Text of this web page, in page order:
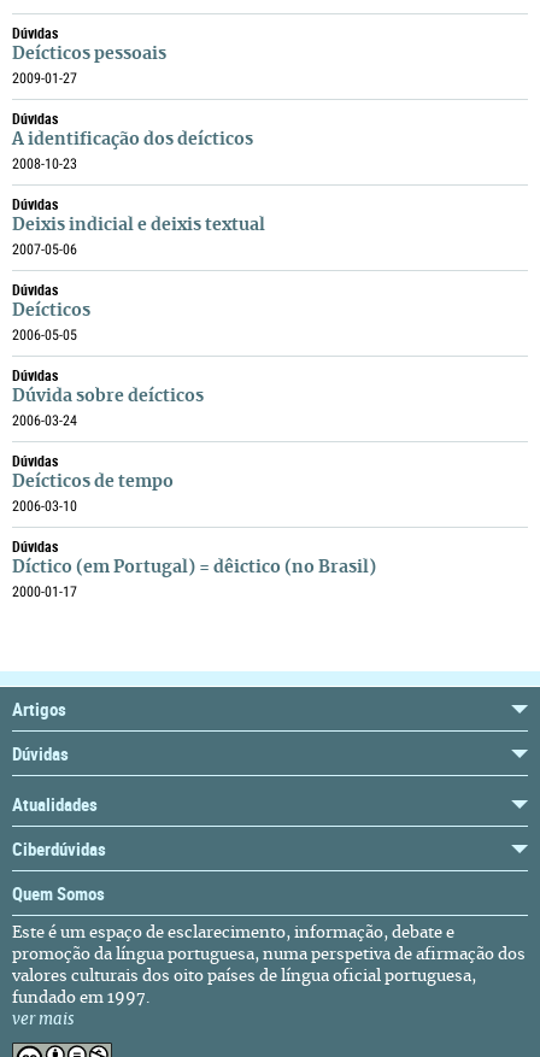
Dúvidas
Deícticos pessoais
2009-01-27
Dúvidas
A identificação dos deícticos
2008-10-23
Dúvidas
Deixis indicial e deixis textual
2007-05-06
Dúvidas
Deícticos
2006-05-05
Dúvidas
Dúvida sobre deícticos
2006-03-24
Dúvidas
Deícticos de tempo
2006-03-10
Dúvidas
Díctico (em Portugal) = dêictico (no Brasil)
2000-01-17
Artigos
Dúvidas
Atualidades
Ciberdúvidas
Quem Somos
Este é um espaço de esclarecimento, informação, debate e
promoção da língua portuguesa, numa perspetiva de afirmação dos
valores culturais dos oito países de língua oficial portuguesa,
fundado em 1997.
ver mais